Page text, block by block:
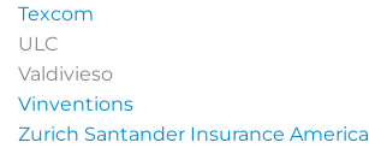
Texcom
ULC
Valdivieso⁣
Vinventions
Zurich Santander Insurance America